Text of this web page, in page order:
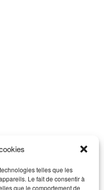
telles que les
Le fait de consentir à
que le comportement de